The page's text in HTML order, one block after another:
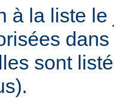
à la liste
sont